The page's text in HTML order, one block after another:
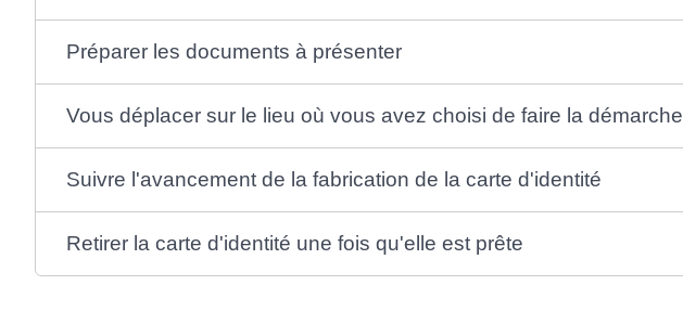
Préparer les documents à présenter
Vous déplacer sur le lieu où vous avez choisi de faire la démarche
Suivre l'avancement de la fabrication de la carte d'identité
Retirer la carte d'identité une fois qu'elle est prête